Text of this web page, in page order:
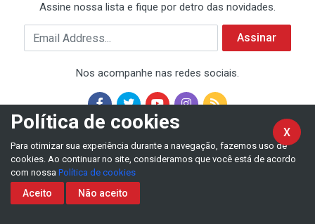
Política de cookies
Para otimizar sua experiência durante a navegação, fazemos uso de
cookies. Ao continuar no site, consideramos que você está de acordo
com nossa Política de cookies
Aceito Não aceito
X
Assine nossa lista e fique por detro das novidades.
Email Address Assinar
Nos acompanhe nas redes sociais.